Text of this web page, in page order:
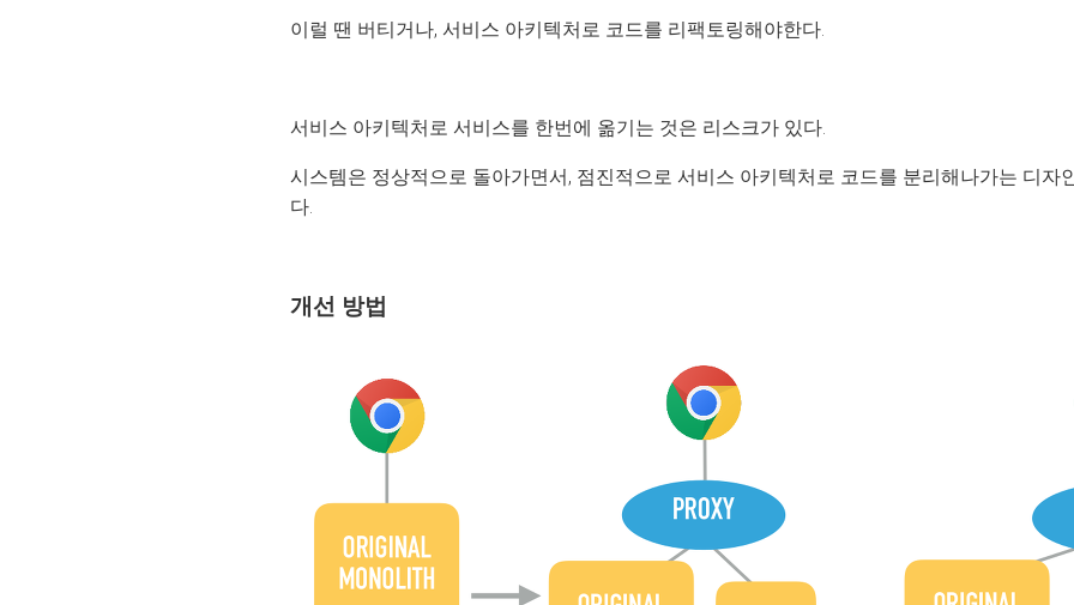
이럴 땐 버티거나, 서비스 아키텍처로 코드를 리팩토링해야한다.
서비스 아키텍처로 서비스를 한번에 옮기는 것은 리스크가 있다.
시스템은 정상적으로 돌아가면서, 점진적으로 서비스 아키텍처로 코드를 분리해나가는 디자
다.
개선 방법